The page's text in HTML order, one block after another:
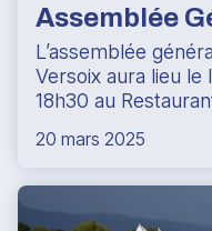
Assemblée
L’assemblée
Versoix aura lieu le
18h30 au
20 mars 2025